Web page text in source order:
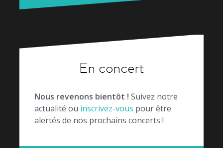
En concert
Nous revenons bientôt ! Suivez notre
actualité ou inscrivez-vous pour être
alertés de nos prochains concerts !